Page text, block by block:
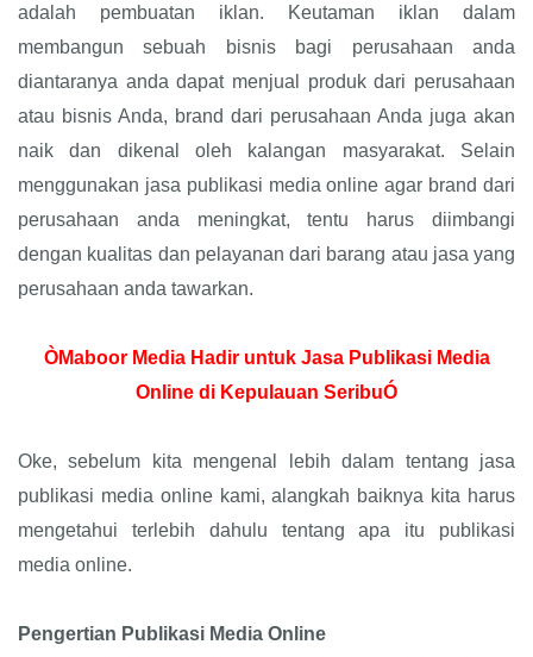
adalah pembuatan iklan. Keutaman iklan dalam
membangun sebuah bisnis bagi perusahaan anda
diantaranya anda dapat menjual produk dari perusahaan
atau bisnis Anda, brand dari perusahaan Anda juga akan
naik dan dikenal oleh kalangan masyarakat. Selain
menggunakan jasa publikasi media online agar brand dari
perusahaan anda meningkat, tentu harus diimbangi
dengan kualitas dan pelayanan dari barang atau jasa yang
perusahaan anda tawarkan.
ÒMaboor Media Hadir untuk Jasa Publikasi Media
Online di Kepulauan SeribuÓ
Oke, sebelum kita mengenal lebih dalam tentang jasa
publikasi media online kami, alangkah baiknya kita harus
mengetahui terlebih dahulu tentang apa itu publikasi
media online.
Pengertian Publikasi Media Online